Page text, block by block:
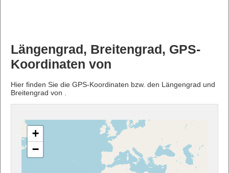
Längengrad, Breitengrad, GPS-
Koordinaten von
Hier finden Sie die GPS-Koordinaten bzw. den Längengrad und
Breitengrad von .
+
−